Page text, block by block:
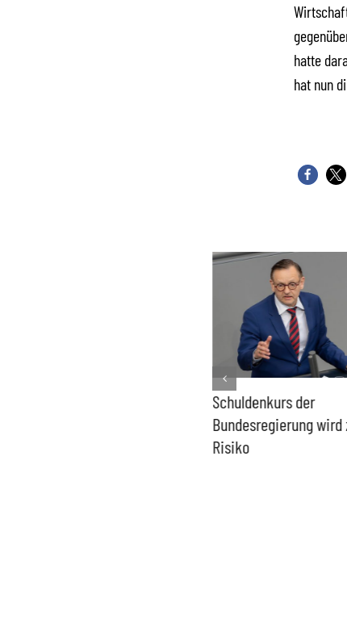
hatte
hat nun
Schuldenkurs der
Bundesregierung wird
Risiko